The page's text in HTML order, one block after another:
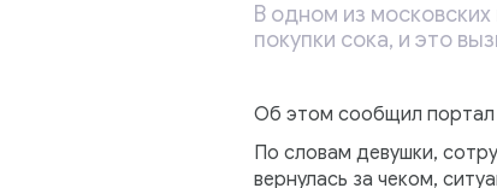
В одном из
покупки сока, и это
Об этом сообщил портал
По словам девушки,
вернулась за чеком,